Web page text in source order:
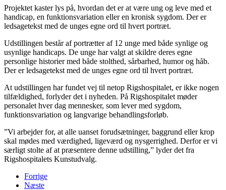
Projektet kaster lys på, hvordan det er at være ung og leve med et
handicap, en funktionsvariation eller en kronisk sygdom. Der er
ledsagetekst med de unges egne ord til hvert portræt.
Udstillingen består af portrætter af 12 unge med både synlige og
usynlige handicaps. De unge har valgt at skildre deres egne
personlige historier med både stolthed, sårbarhed, humor og håb.
Der er ledsagetekst med de unges egne ord til hvert portræt.
At udstillingen har fundet vej til netop Rigshospitalet, er ikke nogen
tilfældighed, forlyder det i nyheden. På Rigshospitalet møder
personalet hver dag mennesker, som lever med sygdom,
funktionsvariation og langvarige behandlingsforløb.
”Vi arbejder for, at alle uanset forudsætninger, baggrund eller krop
skal mødes med værdighed, ligeværd og nysgerrighed. Derfor er vi
særligt stolte af at præsentere denne udstilling,” lyder det fra
Rigshospitalets Kunstudvalg.
Forrige
Næste